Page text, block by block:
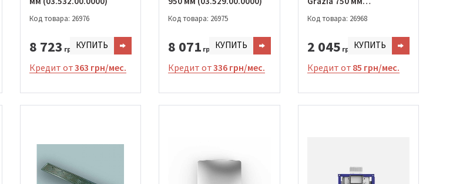
Код товара: 26976
8 723 грн.КУПИТЬ
Кредит от363 грн/мес.
Код товара: 26975
8 071 грн.КУПИТЬ
Кредит от336 грн/мес.
Код товара: 26968
2 045 грн.КУПИТЬ
Кредит от 85 грн/мес.